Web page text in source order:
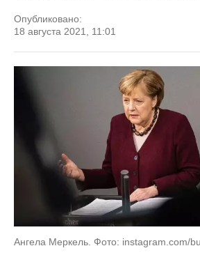
Опубликовано:
18 августа 2021, 11:01
Ангела Меркель. Фото: instagram.com/